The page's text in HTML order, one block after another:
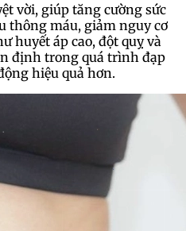
vời, giúp tăng cường sức
thông máu, giảm nguy cơ
huyết áp cao, đột quỵ và
định trong quá trình đạp
hiệu quả hơn.